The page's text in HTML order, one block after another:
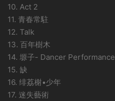
10. Act 2
11. 青春常駐
12. Talk
13. 百年樹木
14. 塬子- Dancer Performance
15. 缺
16. 绯荔榭•少年
17. 迷失藝術